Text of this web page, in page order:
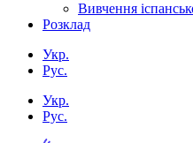
Вивчення
Розклад
Укр.
Рус.
Укр.
Рус.